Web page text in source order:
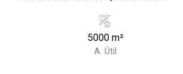
HORTA ÁREA DE LAZER COM PISCINA
4 X 8, CHURRASQUEIRA, VESTIÁRIO.
CHÁCARA PORTARIA 24 HORAS
5000 m²
A. Útil